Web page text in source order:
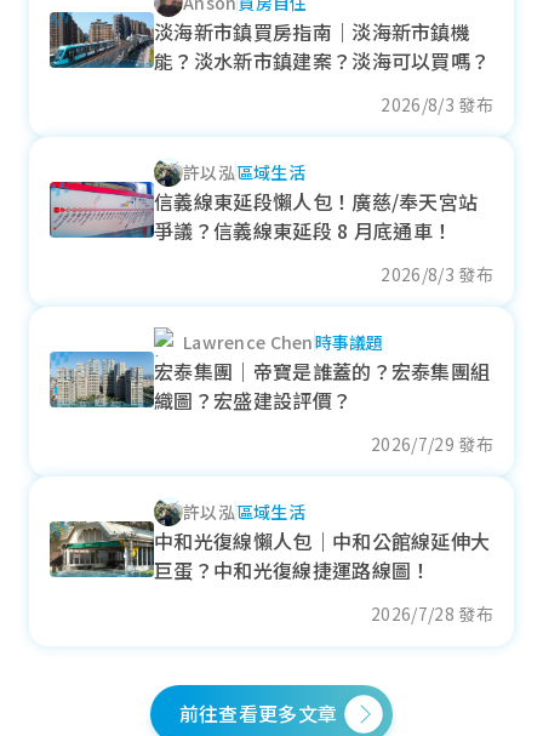
各季房價趨勢
近一年成交單價
30.28萬元/坪
淡海新市鎮買房指南｜淡海新市鎮機
能？淡水新市鎮建案？淡海可以買嗎？
2026/8/3 發布
許以泓區域生活
信義線東延段懶人包！廣慈/奉天宮站
爭議？信義線東延段 8 月底通車！
2026/8/3 發布
Lawrence Chen時事議題
宏泰集團｜帝寶是誰蓋的？宏泰集團組
織圖？宏盛建設評價？
2026/7/29 發布
許以泓區域生活
中和光復線懶人包｜中和公館線延伸大
巨蛋？中和光復線捷運路線圖！
2026/7/28 發布
前往查看更多文章